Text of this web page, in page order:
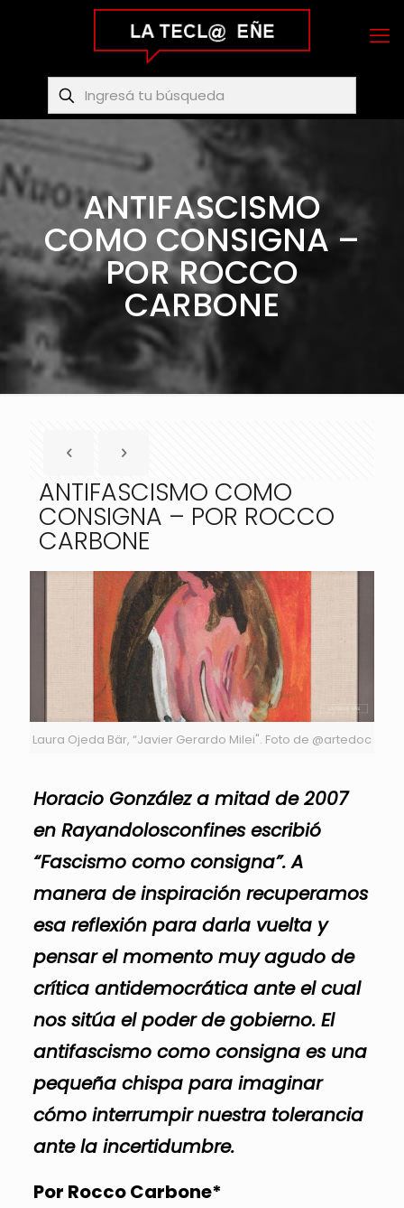
ANTIFASCISMO
COMO CONSIGNA –
POR ROCCO
CARBONE
ANTIFASCISMO COMO
CONSIGNA – POR ROCCO
CARBONE
Laura Ojeda Bär, “Javier Gerardo Milei". Foto de @artedoc
Horacio González a mitad de 2007
en Rayandolosconfines escribió
“Fascismo como consigna”. A
manera de inspiración recuperamos
esa reflexión para darla vuelta y
pensar el momento muy agudo de
crítica antidemocrática ante el cual
nos sitúa el poder de gobierno. El
antifascismo como consigna es una
pequeña chispa para imaginar
cómo interrumpir nuestra tolerancia
ante la incertidumbre.
Por Rocco Carbone*